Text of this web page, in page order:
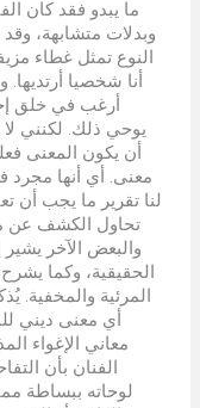
ما يبدو فقد كان
وبدلات متشابهة،
النوع تمثل غطاء
أنا شخصيا
أرغب في خلق
يوحي ذلك. لكنني لا
أن يكون المعنى
معنى. أي أنها مجرد
لنا تقرير ما يجب أن
تحاول الكشف عن
والبعض الآخر
الحقيقية، وكما
المرئية والمخفية.
أي معنى ديني
معاني الإغواء
الفنان بأن
لوحاته ببساطة